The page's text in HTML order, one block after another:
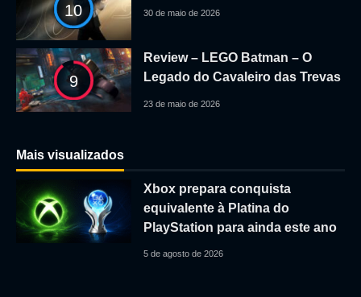
10 30 de maio de 2026
9
Review – LEGO Batman – O
Legado do Cavaleiro das Trevas
23 de maio de 2026
Mais visualizados
Xbox prepara conquista
equivalente à Platina do
PlayStation para ainda este ano
5 de agosto de 2026